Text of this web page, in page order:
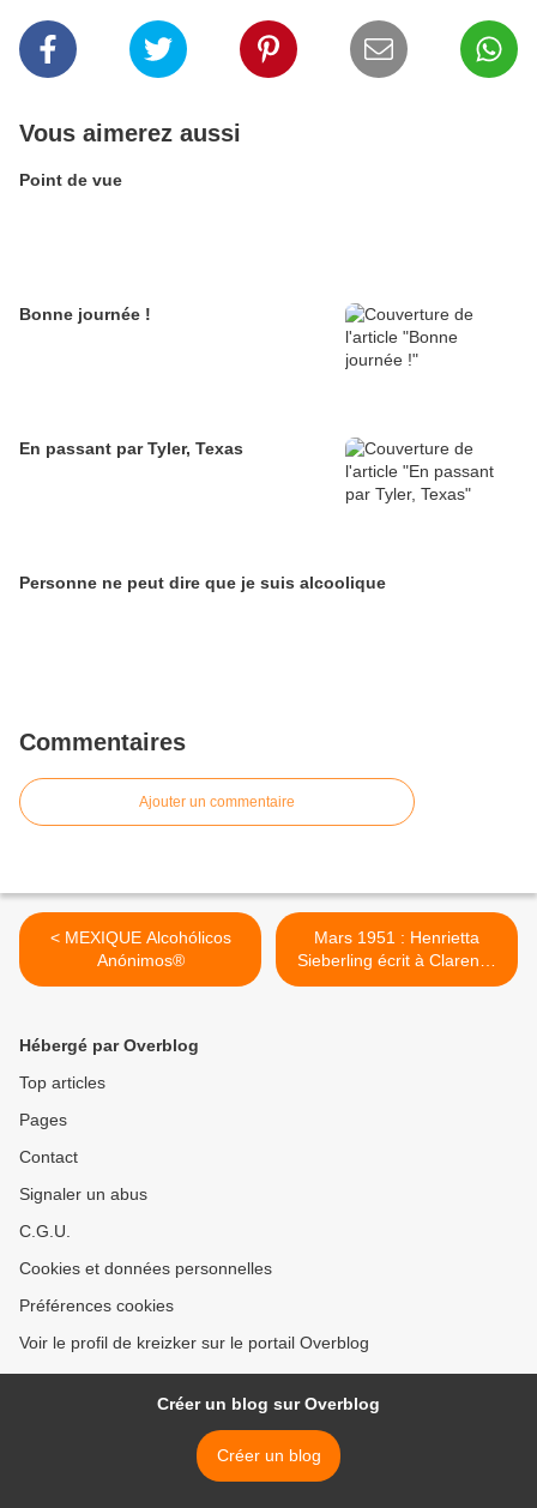
Vous aimerez aussi
Point de vue
Bonne journée !
En passant par Tyler, Texas
Personne ne peut dire que je suis alcoolique
Commentaires
Ajouter un commentaire
< MEXIQUE Alcohólicos
Anónimos®
Mars 1951 : Henrietta
Sieberling écrit à Clarence
Snyder >
Hébergé par Overblog
Top articles
Pages
Contact
Signaler un abus
C.G.U.
Cookies et données personnelles
Préférences cookies
Voir le profil de kreizker sur le portail Overblog
Créer un blog sur Overblog
Créer un blog